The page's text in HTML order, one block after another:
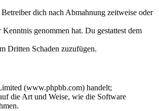
dich nach Abmahnung zeitweise oder
genommen hat. Du gestattest dem
Dritten Schaden zuzufügen.
(www.phpbb.com) handelt;
die Art und Weise, wie die Software